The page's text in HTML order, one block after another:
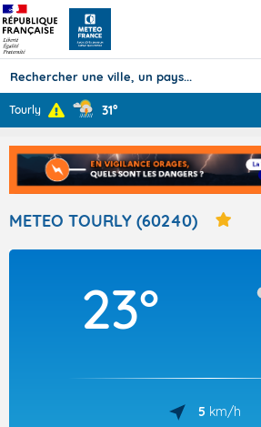
Prévisions
TOUS LES RÉSULTATS
Articles
Tourly 31°
METEO TOURLY (60240)
23°
5 km/h